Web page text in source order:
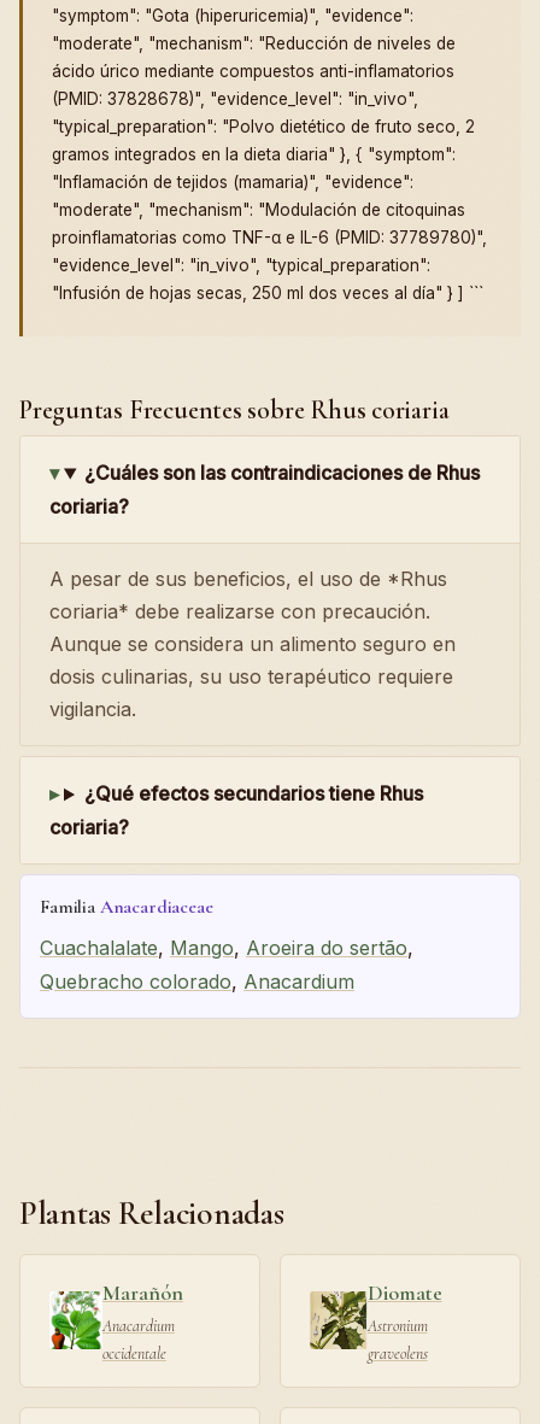
"symptom": "Gota (hiperuricemia)", "evidence":
"moderate", "mechanism": "Reducción de niveles de
ácido úrico mediante compuestos anti-inflamatorios
(PMID: 37828678)", "evidence_level": "in_vivo",
"typical_preparation": "Polvo dietético de fruto seco, 2
gramos integrados en la dieta diaria" }, { "symptom":
"Inflamación de tejidos (mamaria)", "evidence":
"moderate", "mechanism": "Modulación de citoquinas
proinflamatorias como TNF-α e IL-6 (PMID: 37789780)",
"evidence_level": "in_vivo", "typical_preparation":
"Infusión de hojas secas, 250 ml dos veces al día" } ] ```
Preguntas Frecuentes sobre Rhus coriaria
¿Cuáles son las contraindicaciones de Rhus
coriaria?
A pesar de sus beneficios, el uso de *Rhus
coriaria* debe realizarse con precaución.
Aunque se considera un alimento seguro en
dosis culinarias, su uso terapéutico requiere
vigilancia.
¿Qué efectos secundarios tiene Rhus
coriaria?
Familia Anacardiaceae
Cuachalalate, Mango, Aroeira do sertão,
Quebracho colorado, Anacardium
Plantas Relacionadas
Marañón
Anacardium
occidentale
Diomate
Astronium
graveolens